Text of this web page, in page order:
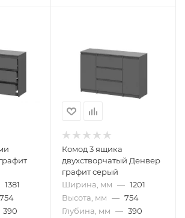
1381
754
390
Комод 3 ящика
двухстворчатый Денвер
графит серый
Ширина, мм — 1201
Высота, мм — 754
Глубина, мм — 390